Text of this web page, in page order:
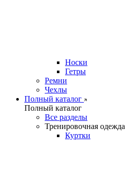
Носки
Гетры
Ремни
Чехлы
Полный каталог
Полный каталог
Все разделы
Тренировочная одежда
Куртки